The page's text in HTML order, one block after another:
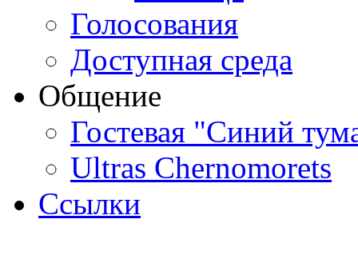
Голосования
Доступная среда
Общение
Гостевая "Синий
Ultras Chernomorets
Ссылки